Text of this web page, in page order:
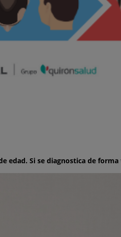
edad. Si se diagnostica de